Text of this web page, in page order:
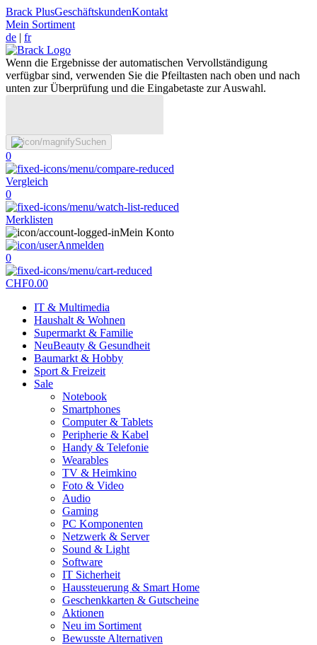
Brack PlusGeschäftskundenKontakt
Mein Sortiment
de | fr
Wenn die Ergebnisse der automatischen Vervollständigung
verfügbar sind, verwenden Sie die Pfeiltasten nach oben und nach
unten zur Überprüfung und die Eingabetaste zur Auswahl.
Suchen
0
Vergleich
0
Merklisten
Mein Konto
Anmelden
0
CHF0.00
IT & Multimedia
Haushalt & Wohnen
Supermarkt & Familie
NeuBeauty & Gesundheit
Baumarkt & Hobby
Sport & Freizeit
Sale
Notebook
Smartphones
Computer & Tablets
Peripherie & Kabel
Handy & Telefonie
Wearables
TV & Heimkino
Foto & Video
Audio
Gaming
PC Komponenten
Netzwerk & Server
Sound & Light
Software
IT Sicherheit
Haussteuerung & Smart Home
Geschenkkarten & Gutscheine
Aktionen
Neu im Sortiment
Bewusste Alternativen